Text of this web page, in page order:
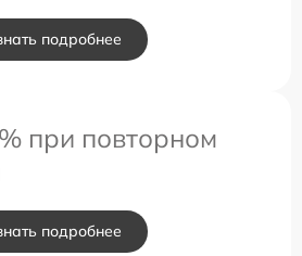
подробнее
при повторном
подробнее